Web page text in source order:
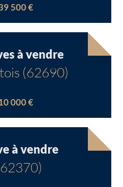
500 €
à vendre
(62690)
000 €
à vendre